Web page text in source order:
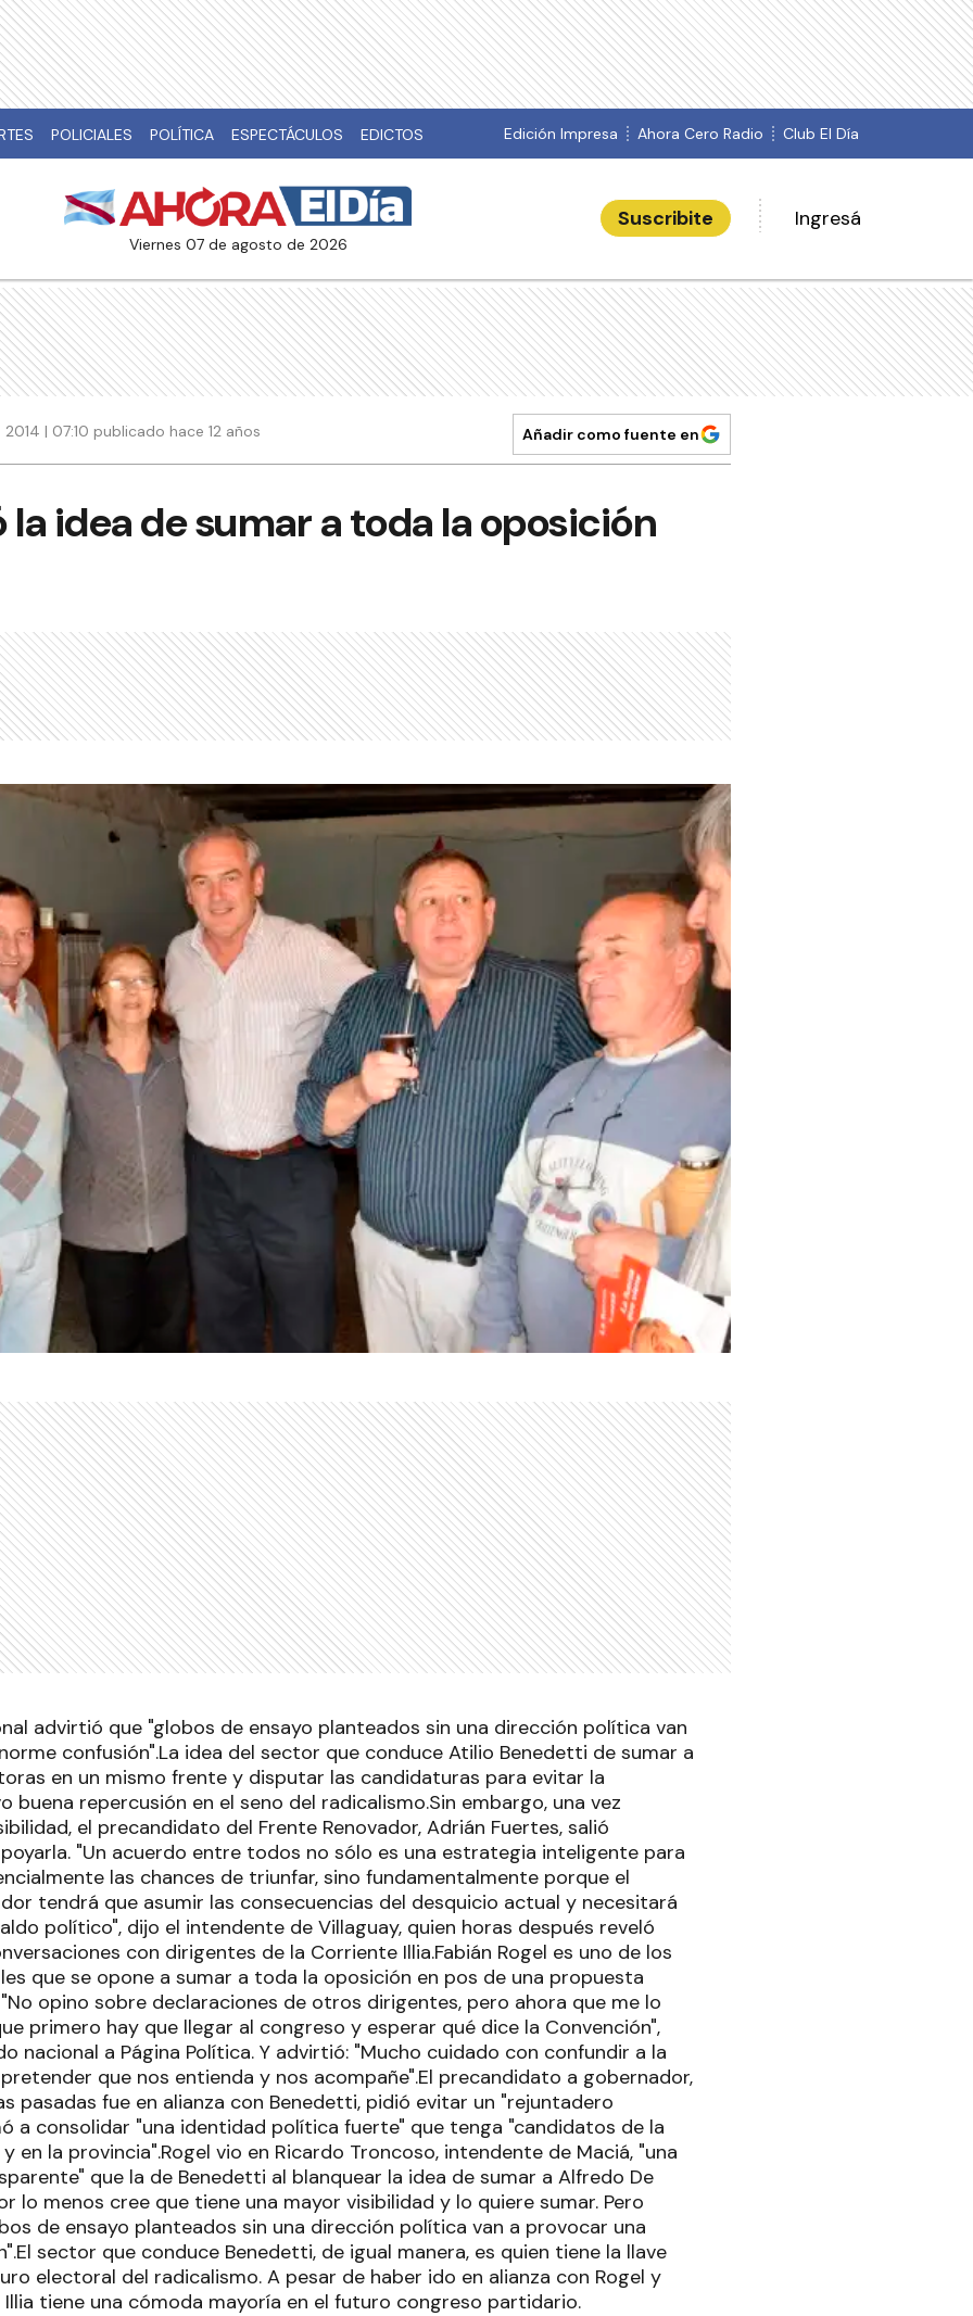
POLICIALES POLÍTICA ESPECTÁCULOS EDICTOS Edición Impresa Ahora Cero Radio Club El Día
viernes 07 de agosto de 2026
Suscribite Ingresá
| 07:10 publicado hace 12 años Añadir como fuente en
la idea de sumar a toda la oposición
advirtió que "globos de ensayo planteados sin una dirección política van
confusión".La idea del sector que conduce Atilio Benedetti de sumar a
en un mismo frente y disputar las candidaturas para evitar la
buena repercusión en el seno del radicalismo.Sin embargo, una vez
el precandidato del Frente Renovador, Adrián Fuertes, salió
"Un acuerdo entre todos no sólo es una estrategia inteligente para
las chances de triunfar, sino fundamentalmente porque el
tendrá que asumir las consecuencias del desquicio actual y necesitará
político", dijo el intendente de Villaguay, quien horas después reveló
con dirigentes de la Corriente Illia.Fabián Rogel es uno de los
que se opone a sumar a toda la oposición en pos de una propuesta
opino sobre declaraciones de otros dirigentes, pero ahora que me lo
primero hay que llegar al congreso y esperar qué dice la Convención",
nacional a Página Política. Y advirtió: "Mucho cuidado con confundir a la
que nos entienda y nos acompañe".El precandidato a gobernador,
pasadas fue en alianza con Benedetti, pidió evitar un "rejuntadero
a consolidar "una identidad política fuerte" que tenga "candidatos de la
y en la provincia".Rogel vio en Ricardo Troncoso, intendente de Maciá, "una
que la de Benedetti al blanquear la idea de sumar a Alfredo De
lo menos cree que tiene una mayor visibilidad y lo quiere sumar. Pero
de ensayo planteados sin una dirección política van a provocar una
sector que conduce Benedetti, de igual manera, es quien tiene la llave
electoral del radicalismo. A pesar de haber ido en alianza con Rogel y
Illia tiene una cómoda mayoría en el futuro congreso partidario.